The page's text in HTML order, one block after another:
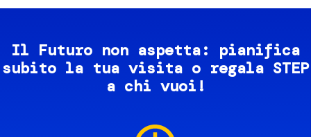
Il Futuro non aspetta: pianifica
subito la tua visita o regala STEP
a chi vuoi!